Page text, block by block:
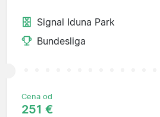
Signal Iduna Park
Bundesliga
Cena od
251 €